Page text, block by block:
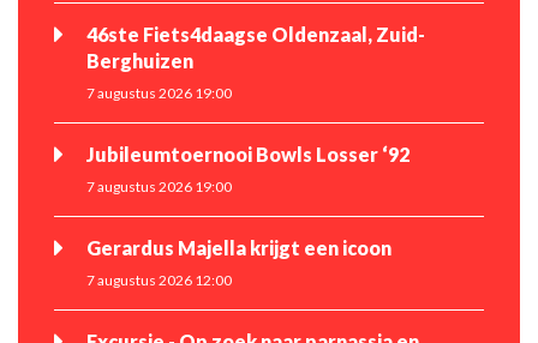
46ste Fiets4daagse Oldenzaal, Zuid-
Berghuizen
7 augustus 2026 19:00
Jubileumtoernooi Bowls Losser ‘92
7 augustus 2026 19:00
Gerardus Majella krijgt een icoon
7 augustus 2026 12:00